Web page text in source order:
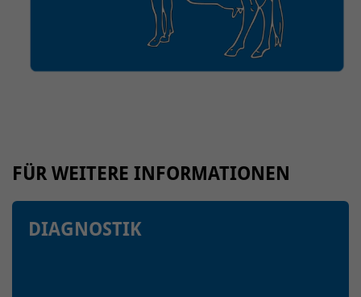
FÜR WEITERE INFORMATIONEN
DIAGNOSTIK